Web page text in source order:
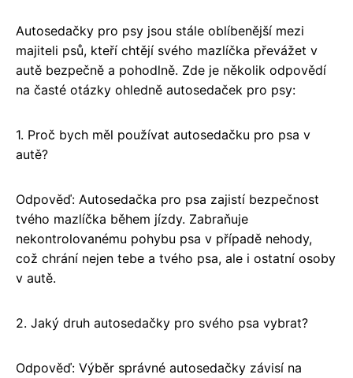
Autosedačky pro psy jsou stále oblíbenější mezi
majiteli psů, kteří chtějí svého mazlíčka převážet v
autě bezpečně a pohodlně. Zde je několik odpovědí
na časté otázky ohledně autosedaček pro psy:
1. Proč bych měl používat autosedačku pro psa v
autě?
Odpověď: Autosedačka pro psa zajistí bezpečnost
tvého mazlíčka během jízdy. Zabraňuje
nekontrolovanému pohybu psa v případě nehody,
což chrání nejen tebe a tvého psa, ale i ostatní osoby
v autě.
2. Jaký druh autosedačky pro svého psa vybrat?
Odpověď: Výběr správné autosedačky závisí na